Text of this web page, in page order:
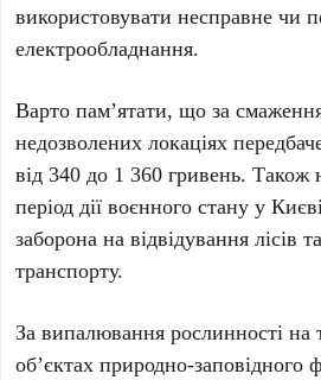
використовувати несправне чи
електрообладнання.
Варто пам’ятати, що за
недозволених локаціях
від340 до 1 360 гривень. Також
період дії воєнного стану у
заборона на відвідування лісів
транспорту.
За випалювання рослинності на
об’єктах природно-